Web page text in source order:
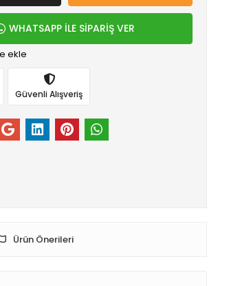
WHATSAPP İLE SİPARİŞ VER
ekle
Güvenli Alışveriş
Ürün Önerileri